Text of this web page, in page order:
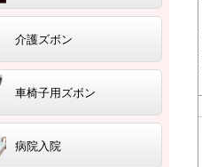
介護ズボン
車椅子用ズボン
病院入院